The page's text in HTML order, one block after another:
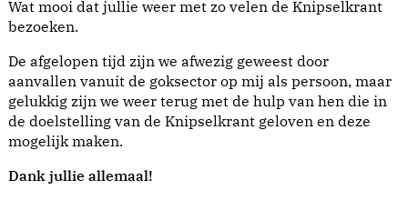
Wat mooi dat jullie weer met zo velen de Knipselkrant
bezoeken.
De afgelopen tijd zijn we afwezig geweest door
aanvallen vanuit de goksector op mij als persoon, maar
gelukkig zijn we weer terug met de hulp van hen die in
de doelstelling van de Knipselkrant geloven en deze
mogelijk maken.
Dank jullie allemaal!